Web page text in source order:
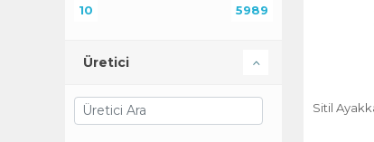
Sitil
Walker
10 5989
Üretici